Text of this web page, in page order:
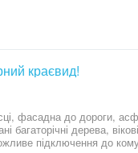
Сприятливе сусідство.
краєвид!
фасадна до дороги,
вікові дуби. Територія
підключення до